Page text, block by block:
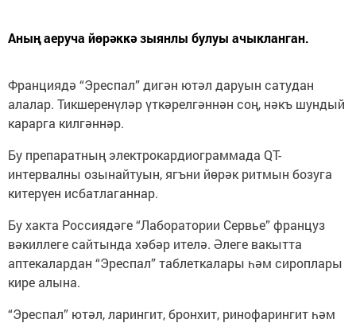
Аның аеруча йөрәккә зыянлы булуы ачыкланган.
Франциядә “Эреспал” дигән ютәл даруын сатудан
алалар. Тикшеренүләр үткәрелгәннән соң, нәкъ шундый
карарга килгәннәр.
Бу препаратның электрокардиограммада QT-
интервалны озынайтуын, ягъни йөрәк ритмын бозуга
китерүен исбатлаганнар.
Бу хакта Россиядәге “Лаборатории Сервье” француз
вәкиллеге сайтында хәбәр ителә. Әлеге вакытта
аптекалардан “Эреспал” таблеткалары һәм сироплары
кире алына.
“Эреспал” ютәл, ларингит, бронхит, ринофарингит һәм